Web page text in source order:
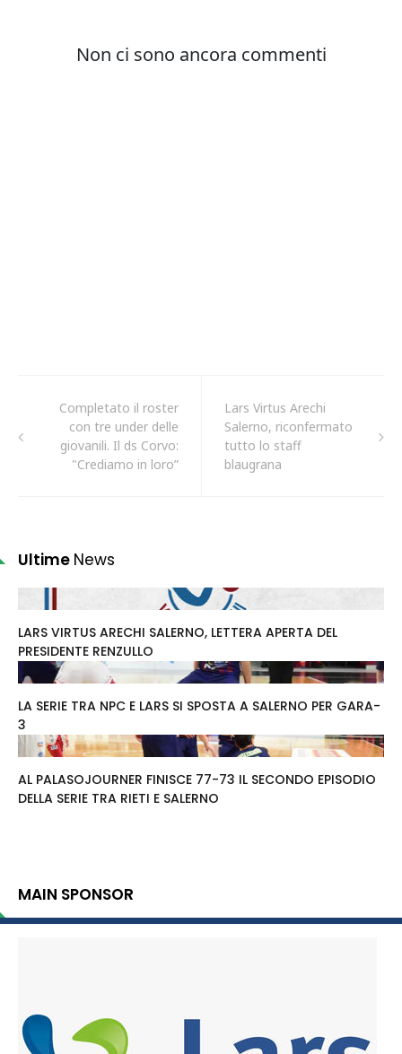
Completato il roster
con tre under delle
giovanili. Il ds Corvo:
"Crediamo in loro”
Lars Virtus Arechi
Salerno, riconfermato
tutto lo staff
blaugrana
Ultime News
LARS VIRTUS ARECHI SALERNO, LETTERA APERTA DEL
PRESIDENTE RENZULLO
LA SERIE TRA NPC E LARS SI SPOSTA A SALERNO PER GARA-
3
AL PALASOJOURNER FINISCE 77-73 IL SECONDO EPISODIO
DELLA SERIE TRA RIETI E SALERNO
MAIN SPONSOR